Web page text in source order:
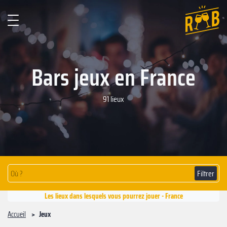
Bars jeux en France
91 lieux
Filtrer
Les lieux dans lesquels vous pourrez jouer - France
Accueil
Jeux